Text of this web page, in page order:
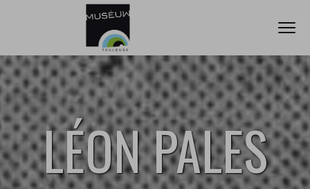
Go directly to content
Go directly to content
LÉON PALES